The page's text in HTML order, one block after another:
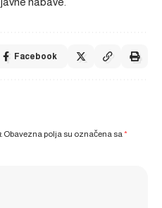
Facebook
Obavezna polja su označena sa*